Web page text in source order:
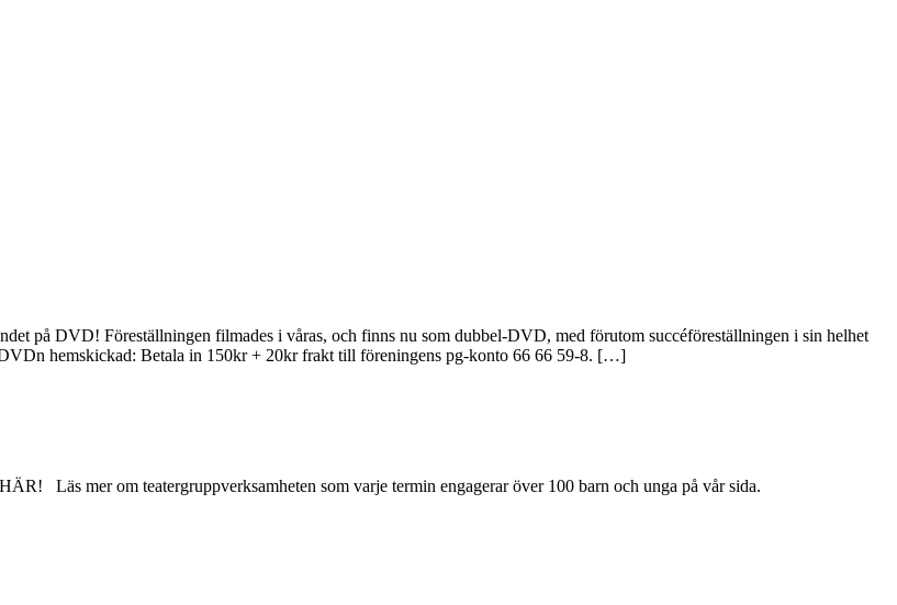
på DVD! Föreställningen filmades i våras, och finns nu som dubbel-DVD, med förutom succéföreställningen i sin helhet
hemskickad: Betala in 150kr + 20kr frakt till föreningens pg-konto 66 66 59-8. […]
Läs mer om teatergruppverksamheten som varje termin engagerar över 100 barn och unga på vår sida.